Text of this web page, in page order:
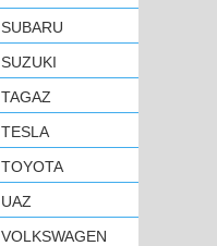
SUBARU
SUZUKI
TAGAZ
TESLA
TOYOTA
UAZ
VOLKSWAGEN